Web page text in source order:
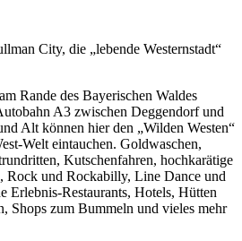
City, die „lebende Westernstadt“
Rande des Bayerischen Waldes
A3 zwischen Deggendorf und
Alt können hier den „Wilden Westen“
Welt eintauchen. Goldwaschen,
Kutschenfahren, hochkarätige
Rock und Rockabilly, Line Dance und
Erlebnis-Restaurants, Hotels, Hütten
Shops zum Bummeln und vieles mehr